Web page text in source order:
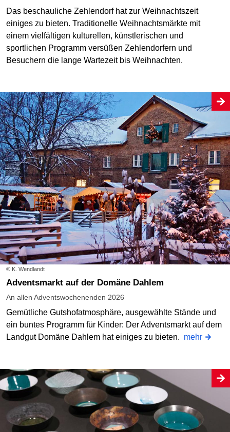
Das beschauliche Zehlendorf hat zur Weihnachtszeit
einiges zu bieten. Traditionelle Weihnachtsmärkte mit
einem vielfältigen kulturellen, künstlerischen und
sportlichen Programm versüßen Zehlendorfern und
Besuchern die lange Wartezeit bis Weihnachten.
© K. Wendlandt
Adventsmarkt auf der Domäne Dahlem
An allen Adventswochenenden 2026
Gemütliche Gutshofatmosphäre, ausgewählte Stände und
ein buntes Programm für Kinder: Der Adventsmarkt auf dem
Landgut Domäne Dahlem hat einiges zu bieten. mehr